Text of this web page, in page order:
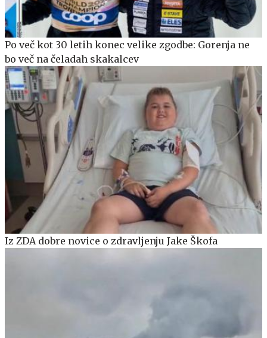
Po več kot 30 letih konec velike zgodbe: Gorenja ne
bo več na čeladah skakalcev
Iz ZDA dobre novice o zdravljenju Jake Škofa